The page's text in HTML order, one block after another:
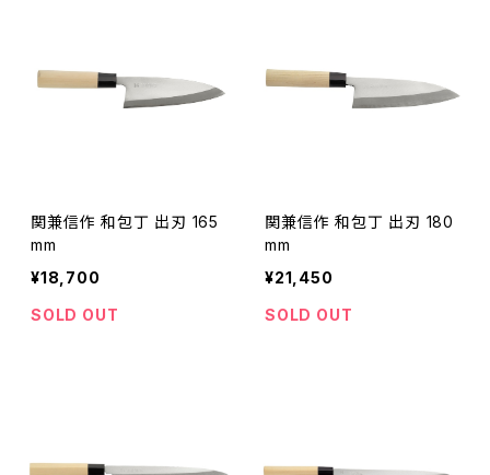
関兼信作 和包丁 出刃 165
mm
¥18,700
SOLD OUT
関兼信作 和包丁 出刃 180
mm
¥21,450
SOLD OUT